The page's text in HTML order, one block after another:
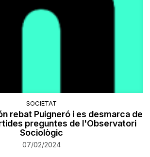
SOCIETAT
rebat Puigneró i es desmarca de
preguntes de l'Observatori
Sociològic
07/02/2024